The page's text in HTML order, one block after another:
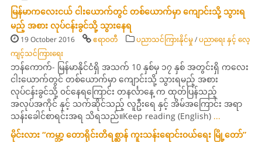
မြန်မာကလေးငယ် ငါးယောက်တွင် တစ်ယောက်မှာ ကျောင်းသို့ သွားရ
မည့် အစား လုပ်ငန်းခွင်သို့ သွားနေရ
19 October 2016 ဧရာဝတီ ပညာသင်ကြားနိုင်မှု/ပညာရေး နှင့် လေ့
ကျင့်သင်ကြားရေး
ဘန်ကောက်- မြန်မာနိုင်ငံရှိ အသက် 10 နှစ်မှ ၁၇ နှစ် အတွင်းရှိ ကလေး
ငါးယောက်တွင် တစ်ယောက်မှာ ကျောင်းသို့ သွားရမည့် အစား
လုပ်ငန်းခွင်သို့ ၀င်နေရကြောင်း တနင်္လာနေ့ က ထုတ်ပြန်သည့်
အလုပ်အကိုင် နှင့် သက်ဆိုင်သည့် လူဦးရေ နှင့် အိမ်အကြောင်း အရာ
သန်းခေါင်စာရင်းအရ သိရသည်။Keep reading (English) ...
မိုင်းလား “ကမ္ဘာ့ တောရိုင်းတိရစ္ဆာန် ကူးသန်းရောင်း၀ယ်ရေး မြို့တော်”